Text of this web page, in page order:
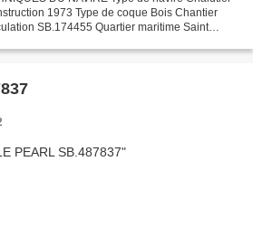
1973 Type de coque Bois Chantier
SB.174455 Quartier maritime Saint